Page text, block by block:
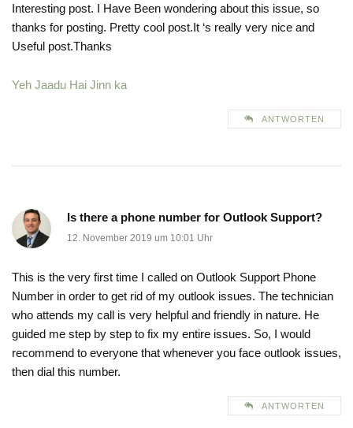
Interesting post. I Have Been wondering about this issue, so
thanks for posting. Pretty cool post.It ‘s really very nice and
Useful post.Thanks
Yeh Jaadu Hai Jinn ka
ANTWORTEN
Is there a phone number for Outlook Support?
12. November 2019 um 10:01 Uhr
This is the very first time I called on Outlook Support Phone
Number in order to get rid of my outlook issues. The technician
who attends my call is very helpful and friendly in nature. He
guided me step by step to fix my entire issues. So, I would
recommend to everyone that whenever you face outlook issues,
then dial this number.
ANTWORTEN